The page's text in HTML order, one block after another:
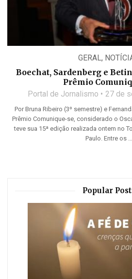
GERAL,
Boechat, Sardenberg e
Prêmio
Portal de Jornalismo 27 de
Por Bruna Ribeiro (3º semestre) e
Prêmio Comunique-se, considerado o
teve sua 15ª edição realizada ontem no
Paulo. Entre os ...
Popular